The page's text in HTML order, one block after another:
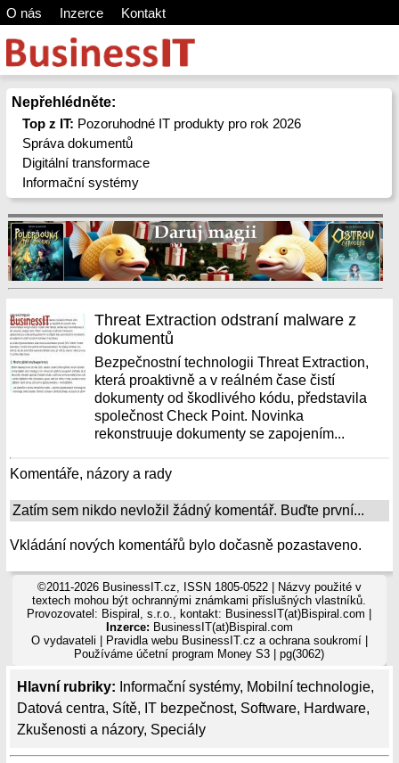
O nás Inzerce Kontakt
Nepřehlédněte:
Top z IT: Pozoruhodné IT produkty pro rok 2026
Správa dokumentů
Digitální transformace
Informační systémy
Hlavní rubriky: Informační systémy, Mobilní technologie,
Datová centra, Sítě, IT bezpečnost, Software, Hardware,
Zkušenosti a názory, Speciály
Threat Extraction odstraní malware z
dokumentů
Bezpečnostní technologii Threat Extraction,
která proaktivně a v reálném čase čistí
dokumenty od škodlivého kódu, představila
společnost Check Point. Novinka
rekonstruuje dokumenty se zapojením...
Komentáře, názory a rady
Zatím sem nikdo nevložil žádný komentář. Buďte první...
Vkládání nových komentářů bylo dočasně pozastaveno.
©2011-2026 BusinessIT.cz, ISSN 1805-0522 | Názvy použité v
textech mohou být ochrannými známkami příslušných vlastníků.
Provozovatel: Bispiral, s.r.o., kontakt: BusinessIT(at)Bispiral.com |
Inzerce: BusinessIT(at)Bispiral.com
O vydavateli
Pravidla webu BusinessIT.cz a ochrana soukromí|
Používámeúčetní program Money S3 | pg(3062)